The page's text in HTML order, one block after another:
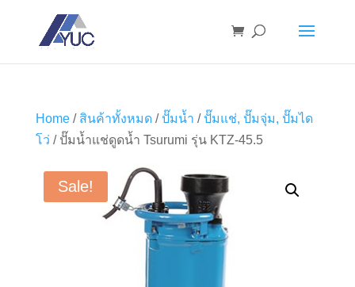
Home/ สินค้าทั้งหมด/ปั๊มน้ำ /ปั๊มแช่, ปั๊มจุ่ม, ปั๊มได
โว่ / ปั๊มน้ำแช่ดูดน้ำ Tsurumi รุ่น KTZ-45.5
Sale!